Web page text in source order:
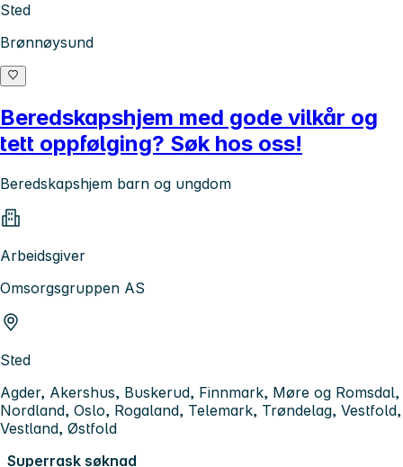
Sted
Brønnøysund
Beredskapshjem med gode vilkår og
tett oppfølging? Søk hos oss!
Beredskapshjem barn og ungdom
Arbeidsgiver
Omsorgsgruppen AS
Sted
Agder, Akershus, Buskerud, Finnmark, Møre og Romsdal,
Nordland, Oslo, Rogaland, Telemark, Trøndelag, Vestfold,
Vestland, Østfold
Superrask søknad